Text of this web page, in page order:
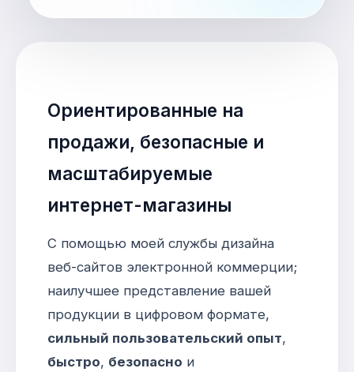
Ориентированные на
продажи, безопасные и
масштабируемые
интернет-магазины
С помощью моей службы дизайна
веб-сайтов электронной коммерции;
наилучшее представление вашей
продукции в цифровом формате,
сильный пользовательский опыт,
быстро, безопасно и